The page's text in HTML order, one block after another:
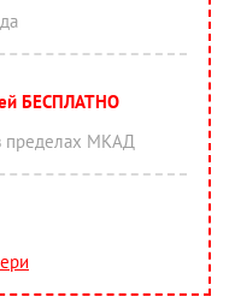
БЕСПЛАТНО
пределах МКАД